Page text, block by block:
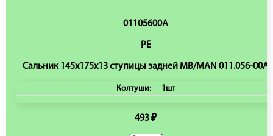
01105600A
PE
Сальник 145x175x13 ступицы задней MB/MAN 011.056-00A
Колтуши: 1шт
493 ₽